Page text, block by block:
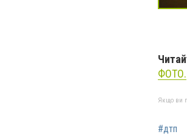
ФОТО.
Якщо ви
#дтп